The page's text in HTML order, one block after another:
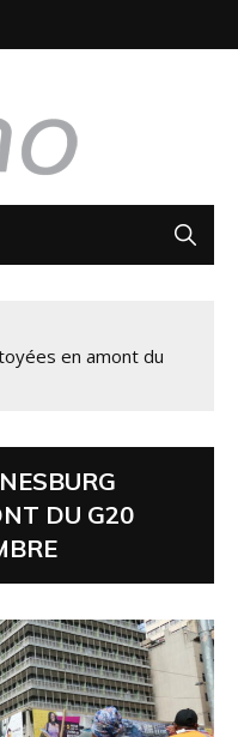
en amont du
DU G20